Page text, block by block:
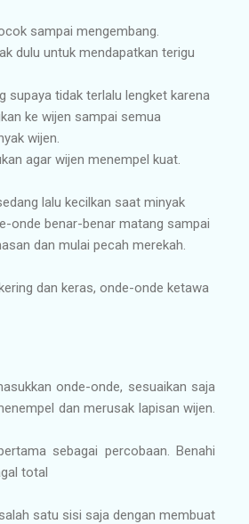
sampai mengembang.
dulu untuk mendapatkan terigu
supaya tidak terlalu lengket karena
ke wijen sampai semua
wijen.
agar wijen menempel kuat.
lalu kecilkan saat minyak
onde benar-benar matang sampai
dan mulai pecah merekah.
dan keras, onde-onde ketawa
onde-onde, sesuaikan saja
dan merusak lapisan wijen.
sebagai percobaan. Benahi
total
satu sisi saja dengan membuat